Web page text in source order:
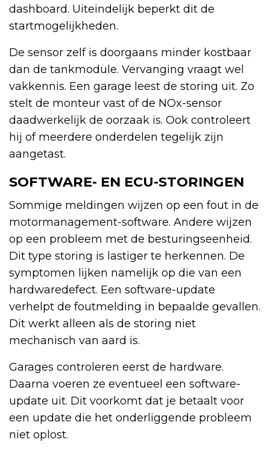
dashboard. Uiteindelijk beperkt dit de
startmogelijkheden.
De sensor zelf is doorgaans minder kostbaar
dan de tankmodule. Vervanging vraagt wel
vakkennis. Een garage leest de storing uit. Zo
stelt de monteur vast of de NOx-sensor
daadwerkelijk de oorzaak is. Ook controleert
hij of meerdere onderdelen tegelijk zijn
aangetast.
SOFTWARE- EN ECU-STORINGEN
Sommige meldingen wijzen op een fout in de
motormanagement-software. Andere wijzen
op een probleem met de besturingseenheid.
Dit type storing is lastiger te herkennen. De
symptomen lijken namelijk op die van een
hardwaredefect. Een software-update
verhelpt de foutmelding in bepaalde gevallen.
Dit werkt alleen als de storing niet
mechanisch van aard is.
Garages controleren eerst de hardware.
Daarna voeren ze eventueel een software-
update uit. Dit voorkomt dat je betaalt voor
een update die het onderliggende probleem
niet oplost.